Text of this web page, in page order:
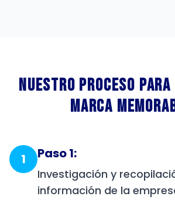
Nuestro Proceso Para
Marca
1 Paso 1:
Investigación y
información de la